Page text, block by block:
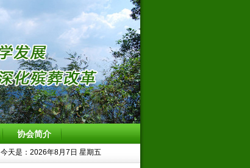
协会简介
今天是：2026年8月7日 星期五